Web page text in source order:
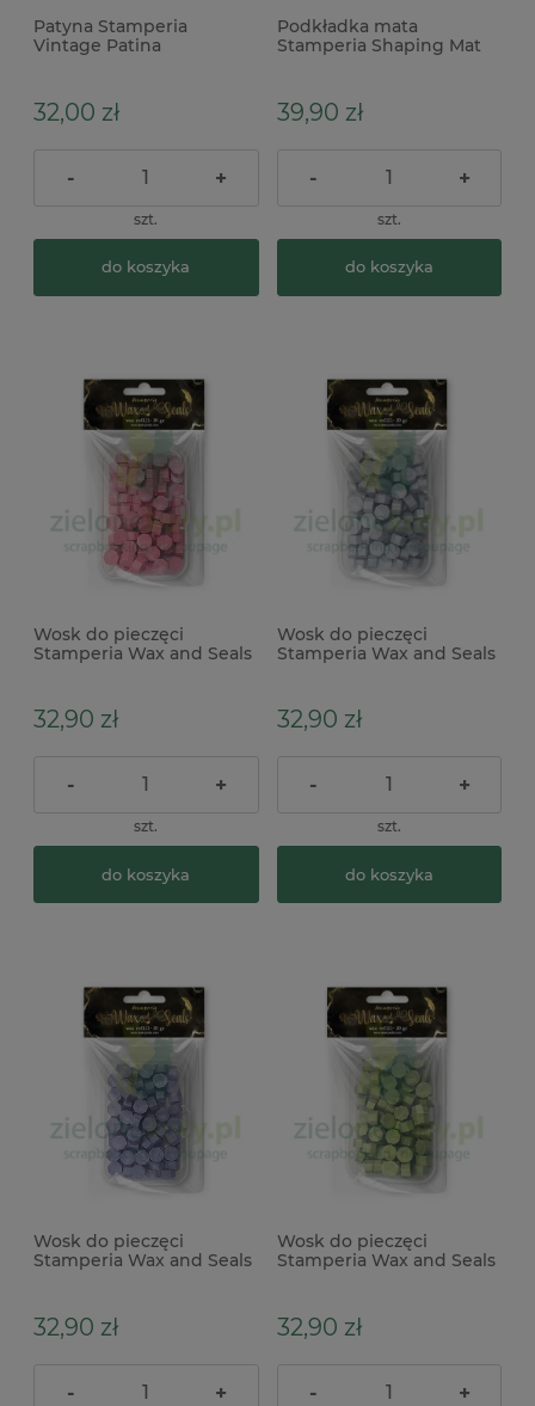
Patyna Stamperia
Vintage Patina
32,00 zł
- +
szt.
do koszyka
Podkładka mata
Stamperia Shaping Mat
39,90 zł
- +
szt.
do koszyka
Wosk do pieczęci
Stamperia Wax and Seals
32,90 zł
- +
szt.
do koszyka
Wosk do pieczęci
Stamperia Wax and Seals
32,90 zł
- +
szt.
do koszyka
Wosk do pieczęci
Stamperia Wax and Seals
32,90 zł
- +
Wosk do pieczęci
Stamperia Wax and Seals
32,90 zł
- +